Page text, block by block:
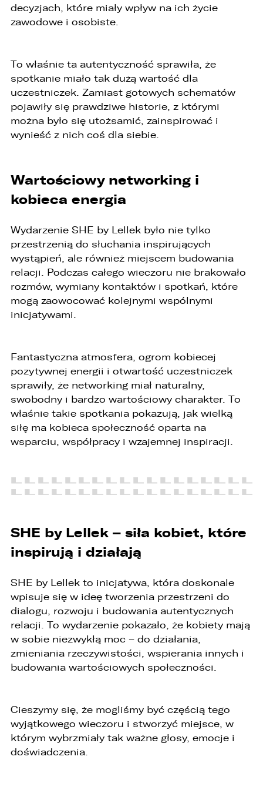
decyzjach, które miały wpływ na ich życie
zawodowe i osobiste.
To właśnie ta autentyczność sprawiła, że
spotkanie miało tak dużą wartość dla
uczestniczek. Zamiast gotowych schematów
pojawiły się prawdziwe historie, z którymi
można było się utożsamić, zainspirować i
wynieść z nich coś dla siebie.
Wartościowy networking i
kobieca energia
Wydarzenie SHE by Lellek było nie tylko
przestrzenią do słuchania inspirujących
wystąpień, ale również miejscem budowania
relacji. Podczas całego wieczoru nie brakowało
rozmów, wymiany kontaktów i spotkań, które
mogą zaowocować kolejnymi wspólnymi
inicjatywami.
Fantastyczna atmosfera, ogrom kobiecej
pozytywnej energii i otwartość uczestniczek
sprawiły, że networking miał naturalny,
swobodny i bardzo wartościowy charakter. To
właśnie takie spotkania pokazują, jak wielką
siłę ma kobieca społeczność oparta na
wsparciu, współpracy i wzajemnej inspiracji.
SHE by Lellek – siła kobiet, które
inspirują i działają
SHE by Lellek to inicjatywa, która doskonale
wpisuje się w ideę tworzenia przestrzeni do
dialogu, rozwoju i budowania autentycznych
relacji. To wydarzenie pokazało, że kobiety mają
w sobie niezwykłą moc – do działania,
zmieniania rzeczywistości, wspierania innych i
budowania wartościowych społeczności.
Cieszymy się, że mogliśmy być częścią tego
wyjątkowego wieczoru i stworzyć miejsce, w
którym wybrzmiały tak ważne głosy, emocje i
doświadczenia.